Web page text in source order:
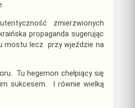
zmierzwionych
propaganda sugerując
mostu lecz przy wjeździe na
Tu hegemon chełpiący się
sukcesem. I równie wielką